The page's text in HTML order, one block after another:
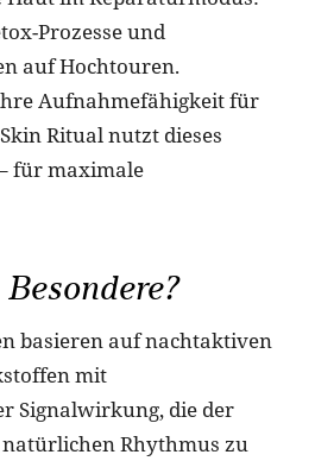
Prozesse und
auf Hochtouren.
Aufnahmefähigkeit für
Ritual nutzt dieses
für maximale
basieren auf nachtaktiven
mit
Signalwirkung, die der
Rhythmus zu